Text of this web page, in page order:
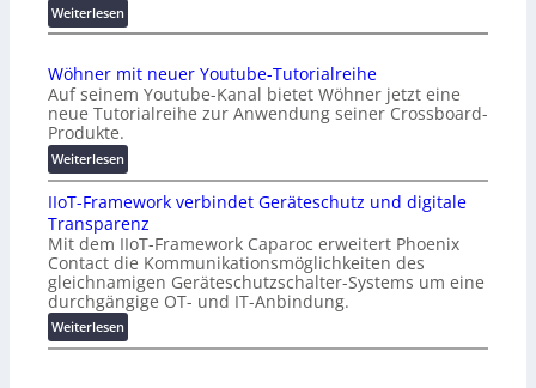
d
e
K
o
s
e
n
f
a
l
l
e
Weiterlesen:
A
A
Z
ü
i
c
h
:
T
r
e
f
f
p
Wöhner mit neuer Youtube-Tutorialreihe
Auf seinem Youtube-Kanal bietet Wöhner jetzt eine
neue Tutorialreihe zur Anwendung seiner Crossboard-
Produkte.
Weiterlesen:
W
ö
h
n
e
r
m
i
t
IIoT-Framework verbindet Geräteschutz und digitale
Transparenz
Mit dem IIoT-Framework Caparoc erweitert Phoenix
Contact die Kommunikationsmöglichkeiten des
gleichnamigen Geräteschutzschalter-Systems um eine
durchgängige OT- und IT-Anbindung.
Weiterlesen:
I